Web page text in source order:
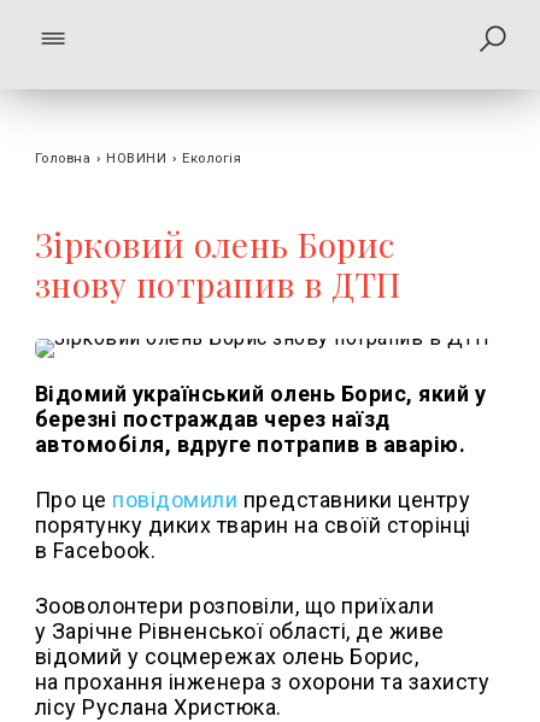
Головна › НОВИНИ › Екологія
Зірковий олень Борис
знову потрапив в ДТП
Відомий український олень Борис, який у
березні постраждав через наїзд
автомобіля, вдруге потрапив в аварію.
Про це повідомили представники центру
порятунку диких тварин на своїй сторінці
в Facebook.
Зооволонтери розповіли, що приїхали
у Зарічне Рівненської області, де живе
відомий у соцмережах олень Борис,
на прохання інженера з охорони та захисту
лісу Руслана Христюка.